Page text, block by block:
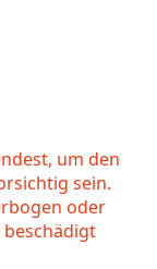
um den
sein.
oder